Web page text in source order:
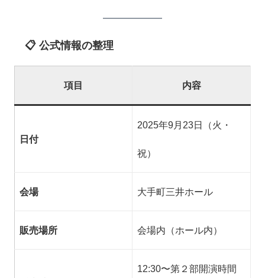
📋 公式情報の整理
項目 内容
日付
2025年9月23日（火・
祝）
会場 大手町三井ホール
販売場所 会場内（ホール内）
12:30〜第２部開演時間